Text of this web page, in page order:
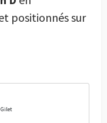
positionnés sur